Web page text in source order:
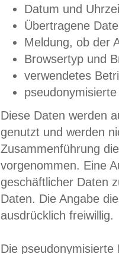
Datum und
Übertragene
Meldung, ob der
Browsertyp und
verwendetes
Diese Daten werden
genutzt und werden
Zusammenführung
vorgenommen. Eine
geschäftlicher Daten
Daten. Die Angabe
ausdrücklich freiwillig.
Die